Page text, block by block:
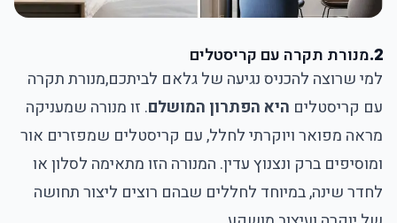
2. מנורת תקרה עם קריסטלים
למי שרוצה להכניס נגיעה של גלאם לביתכם,מנורת תקרה
עם קריסטלים היא הפתרון המושלם. זו מנורה שמעניקה
מראה מפואר ויוקרתי לחלל, עם קריסטלים שמפזרים אור
ומוסיפים ברק ונצנוץ עדין. המנורה הזו מתאימה לסלון או
לחדר שינה, במיוחד לחללים שבהם רוצים ליצור תחושה